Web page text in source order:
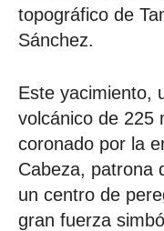
topográfico de
Sánchez.
Este yacimiento,
volcánico de 225
coronado por la
Cabeza, patrona
un centro de
gran fuerza